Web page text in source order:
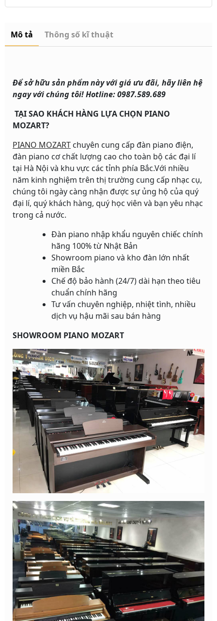
Mô tả Thông số kĩ thuật
Để sở hữu sản phẩm này với giá ưu đãi, hãy liên hệ
ngay với chúng tôi! Hotline: 0987.589.689
TẠI SAO KHÁCH HÀNG LỰA CHỌN PIANO
MOZART?
PIANO MOZART chuyên cung cấp đàn piano điện,
đàn piano cơ chất lượng cao cho toàn bộ các đại lí
tại Hà Nội và khu vực các tỉnh phía Bắc.Với nhiều
năm kinh nghiệm trên thị trường cung cấp nhạc cụ,
chúng tôi ngày càng nhận được sự ủng hộ của quý
đại lí, quý khách hàng, quý học viên và bạn yêu nhạc
trong cả nước.
Đàn piano nhập khẩu nguyên chiếc chính
hãng 100% từ Nhật Bản
Showroom piano và kho đàn lớn nhất
miền Bắc
Chế độ bảo hành (24/7) dài hạn theo tiêu
chuẩn chính hãng
Tư vấn chuyên nghiệp, nhiệt tình, nhiều
dịch vụ hậu mãi sau bán hàng
SHOWROOM PIANO MOZART